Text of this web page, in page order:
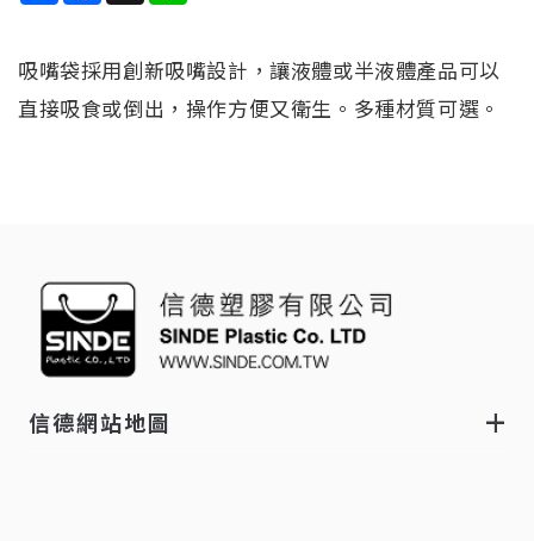
吸嘴袋採用創新吸嘴設計，讓液體或半液體產品可以
直接吸食或倒出，操作方便又衛生。多種材質可選。
信德網站地圖